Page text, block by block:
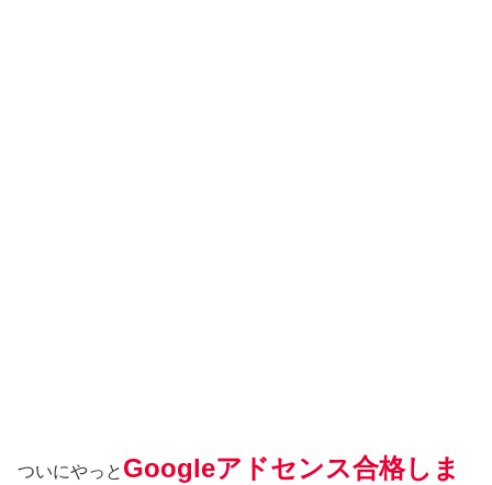
ついにやっと Googleアドセンス合格しま